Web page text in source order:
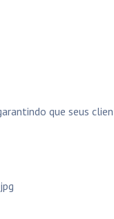
que seus